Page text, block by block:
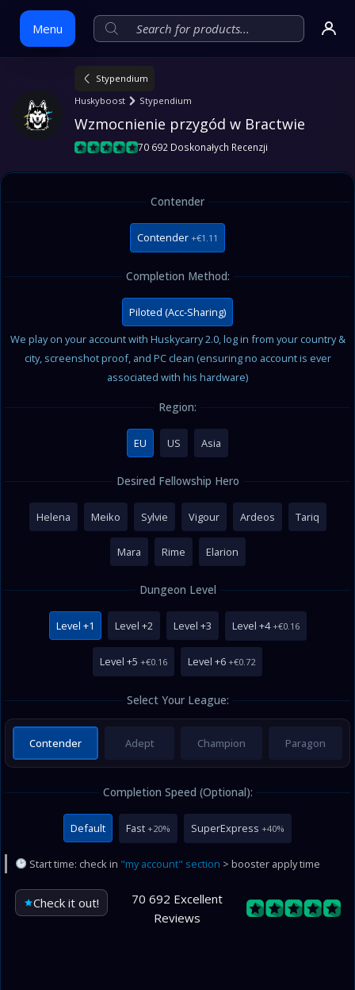
Menu
Skip
Stypendium
Huskyboost
Stypendium
Wzmocnienie przygód w Bractwie
70 692 Doskonałych Recenzji
Contender
Contender +€1.11
Completion Method:
Piloted (Acc-Sharing)
We play on your account with Huskycarry 2.0, log in from your country &
city, screenshot proof, and PC clean (ensuring no account is ever
associated with his hardware)
Region:
EU US Asia
Desired Fellowship Hero
Helena Meiko Sylvie Vigour Ardeos Tariq
Mara Rime Elarion
Dungeon Level
Level +1 Level +2 Level +3 Level +4+€0.16
Level +5 +€0.16 Level +6 +€0.72
Select Your League:
Contender Adept Champion Paragon
Completion Speed (Optional):
Default Fast +20% SuperExpress +40%
Start time: check in "my account" section > booster apply time
Check it out!
70 692 Excellent
Reviews